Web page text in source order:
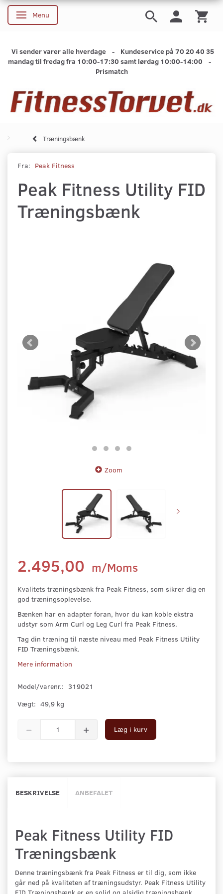
Skifte navigation
Menu
Vi sender varer alle hverdage - Kundeservice på 70 20 40 35
mandag til fredag fra 10:00-17:30 samt lørdag 10:00-14:00 -
Prismatch
Træningsbænk
Fra: Peak Fitness
Peak Fitness Utility FID
Træningsbænk
Zoom
2.495,00 m/Moms
Kvalitets træningsbænk fra Peak Fitness, som sikrer dig en
god træningsoplevelse.
Bænken har en adapter foran, hvor du kan koble ekstra
udstyr som Arm Curl og Leg Curl fra Peak Fitness.
Tag din træning til næste niveau med Peak Fitness Utility
FID Træningsbænk.
Mere information
Model/varenr.: 319021
Vægt: 49,9 kg
Læg i kurv
BESKRIVELSE ANBEFALET
Peak Fitness Utility FID
Træningsbænk
Denne træningsbænk fra Peak Fitness er til dig, som ikke
går ned på kvaliteten af træningsudstyr. Peak Fitness Utility
FID Træningsbænk er en solid og alsidig træningsbænk,